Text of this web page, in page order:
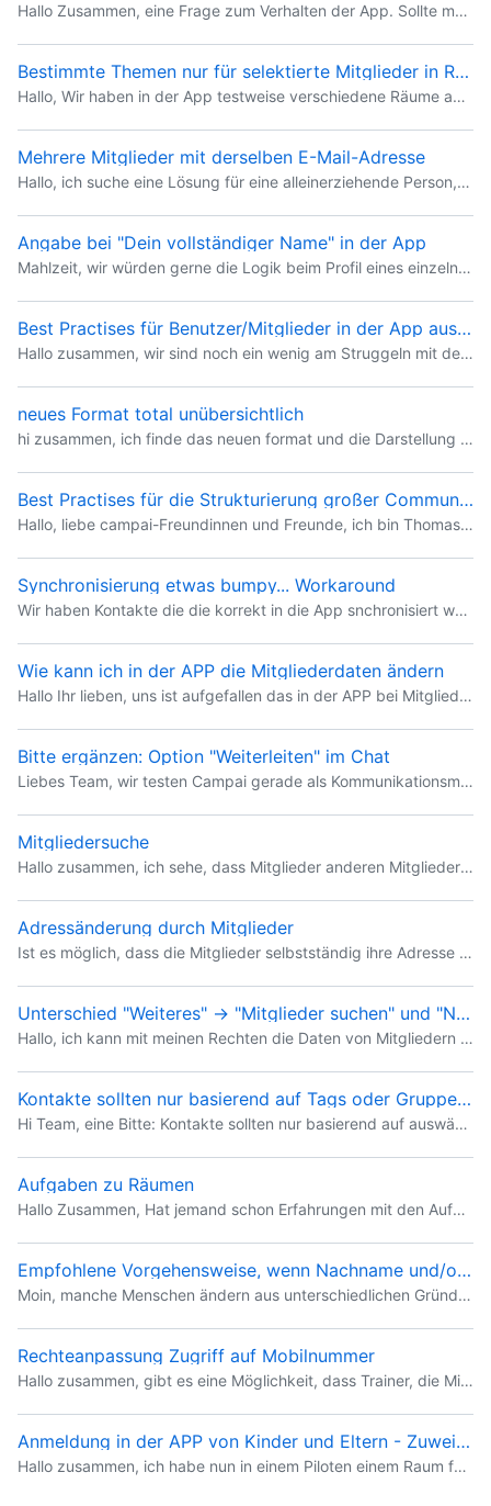
Hallo Zusammen, eine Frage zum Verhalten der App. Sollte man bei Kommentaren auch eine Benachrichtigung erhalten und beim Raum in dem der Kommentar erstellt wurde und beim Reiter Kommentare ein roten
Bestimmte Themen nur für selektierte Mitglieder in Räumen zugänglich machen?
Hallo, Wir haben in der App testweise verschiedene Räume angelegt, die jeweils verschiedene Themen beinhalten. Jetzt erscheinen jedoch Mitglieder, die wir in den Raum einladen, automatisch in allen T
Mehrere Mitglieder mit derselben E-Mail-Adresse
Hallo, ich suche eine Lösung für eine alleinerziehende Person, die zwei Kinder in unserem Verein hat. Jedes Kind hat als E-Mail-Adresse die E-Mail-Adresse dieser Person hinterlegt. Jetzt ist es so, da
Angabe bei "Dein vollständiger Name" in der App
Mahlzeit, wir würden gerne die Logik beim Profil eines einzelnen Users verstehen. Zunächst legt man sich einen neuen Account an und es wird dann irgendwie aus der angegebenen E-Mail-Adresse ein pro-
Best Practises für Benutzer/Mitglieder in der App aus administrativer Sicht
Hallo zusammen, wir sind noch ein wenig am Struggeln mit dem Umgang für unsere Members, die auch einen Benutzer (=administrativen) Zugang haben, was bei uns nach Stand der Dinge zwischen 20 und 120 P
neues Format total unübersichtlich
hi zusammen, ich finde das neuen format und die Darstellung total unübersichtlich und ich vermisse 'Bridges' vom Alten zum Neuen. Banales Beispiel . ich muss die Rechnungen von Campai ausdrucken
Best Practises für die Strukturierung großer Communities / Diskussion erwünscht/erhofft
Hallo, liebe campai-Freundinnen und Freunde, ich bin Thomas und leite für Metality e.V. den geplanten Umzug unserer Vereinssoftware auf campai. Über uns: Der Verein Metality ist gemeinnützig und wi
Synchronisierung etwas bumpy... Workaround
Wir haben Kontakte die die korrekt in die App snchronisiert wurden (Über eine gespeicherte Ansicht) Zusätzlich haben die Personen noch einen Tag um sie in einen speziellen Raum zu synchronisieren. Da
Wie kann ich in der APP die Mitgliederdaten ändern
Hallo Ihr lieben, uns ist aufgefallen das in der APP bei Mitglieder Suche auch die Adressen der Mitglieder angezeigt werden. Wie sieht das Datenschutzmäßig aus. Es ist jemanden von unseren Mitgliedern
Bitte ergänzen: Option "Weiterleiten" im Chat
Liebes Team, wir testen Campai gerade als Kommunikationsmittel in unserem Verein (kleine Testuser-Gruppe). In der App vermisse ich die Möglichkeit, Inhalte oder Nachrichten aus einem Chat an andere we
Mitgliedersuche
Hallo zusammen, ich sehe, dass Mitglieder anderen Mitgliedern Chatnachrichten schicken können. Aber wie können sie diese finden? Gibt es eine allgemeine Mitgliedersuche? Liebe Grüße Constanze
Adressänderung durch Mitglieder
Ist es möglich, dass die Mitglieder selbstständig ihre Adresse ändern können?
Unterschied "Weiteres" -> "Mitglieder suchen" und "Nach Namen suchen" in "Neuer Direktchat"
Hallo, ich kann mit meinen Rechten die Daten von Mitgliedern unter "Weiteres" → "Mitglieder suchen" einsehen. Welche Mitglieder sind das? Alle, die auch in unserer Campai-Datenbank gelistet sind? Ode
Kontakte sollten nur basierend auf Tags oder Gruppen synchronisiert werden
Hi Team, eine Bitte: Kontakte sollten nur basierend auf auswählbaren Tags ins Portal synchronisiert werden. Wir haben dort Lieferanten, Sponsoren, ... und natürlich auf Helfer. Wollen aber nur die Hel
Aufgaben zu Räumen
Hallo Zusammen, Hat jemand schon Erfahrungen mit den Aufgaben in Räumen? Kann es sein, dass Aufgaben mit einem Fälligkeits-Zeitpunkt verschwindet, auch wenn sie noch nicht von jemanden Angenommen wur
Empfohlene Vorgehensweise, wenn Nachname und/oder Email-Adresse geändert werden sollen
Moin, manche Menschen ändern aus unterschiedlichen Gründen ihren Nachnamen und/oder ihre Email-Adresse. Was ist die von Campai empfohlene Vorgehensweise und Reihenfolge, diese Änderungen in der App
Rechteanpassung Zugriff auf Mobilnummer
Hallo zusammen, gibt es eine Möglichkeit, dass Trainer, die Mitglieder in Räumen sind, Zugriff auf die Telefonnummern der Mitglieder erhalten durch die Anpassung der Mitgliederrechte ohne dass ich Sie
Anmeldung in der APP von Kinder und Eltern - Zuweisung von Räumen
Hallo zusammen, ich habe nun in einem Piloten einem Raum für Kinder angelegt, bei denen auch alternative Kontakte hinterlegt sind. Die Synchronisierung wurde angestoßen. Die ersten Eltern haben berei